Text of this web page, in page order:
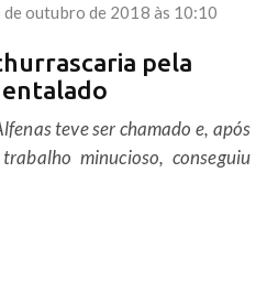
outubro de 2018 às 10:10
pela
entalado
teve ser chamado e, após
minucioso, conseguiu